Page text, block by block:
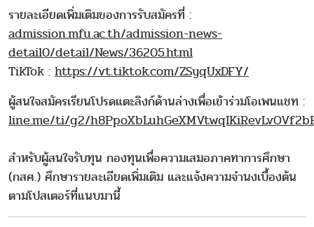
รายละเอียดเพิ่มเติมของการรับสมัครที่ :
admission.mfu.ac.th/admission-news-
detail0/detail/News/36205.html
TikTok : https://vt.tiktok.com/ZSyqUxDFY/
ผู้สนใจสมัครเรียนโปรดแตะลิงก์ด้านล่างเพื่อเข้าร่วมโอเพนแชท :
line.me/ti/g2/
สำหรับผู้สนใจรับทุน กองทุนเพื่อความเสมอภาคทาการศึกษา
(กสศ.) ศึกษารายละเอียดเพิ่มเติม และแจ้งความจำนงเบื้องต้น
ตามโปสเตอร์ที่แนบมานี้